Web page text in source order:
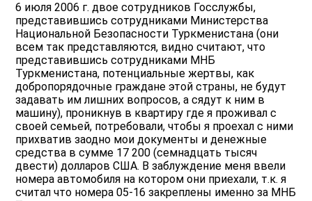
6 июля 2006 г. двое сотрудников Госслужбы,
представившись сотрудниками Министерства
Национальной Безопасности Туркменистана (они
всем так представляются, видно считают, что
представившись сотрудниками МНБ
Туркменистана, потенциальные жертвы, как
добропорядочные граждане этой страны, не будут
задавать им лишних вопросов, а сядут к ним в
машину), проникнув в квартиру где я проживал с
своей семьей, потребовали, чтобы я проехал с ними
прихватив заодно мои документы и денежные
средства в сумме 17 200 (семнадцать тысяч
двести) долларов США. В заблуждение меня ввели
номера автомобиля на котором они приехали, т.к. я
считал что номера 05-16 закреплены именно за МНБ